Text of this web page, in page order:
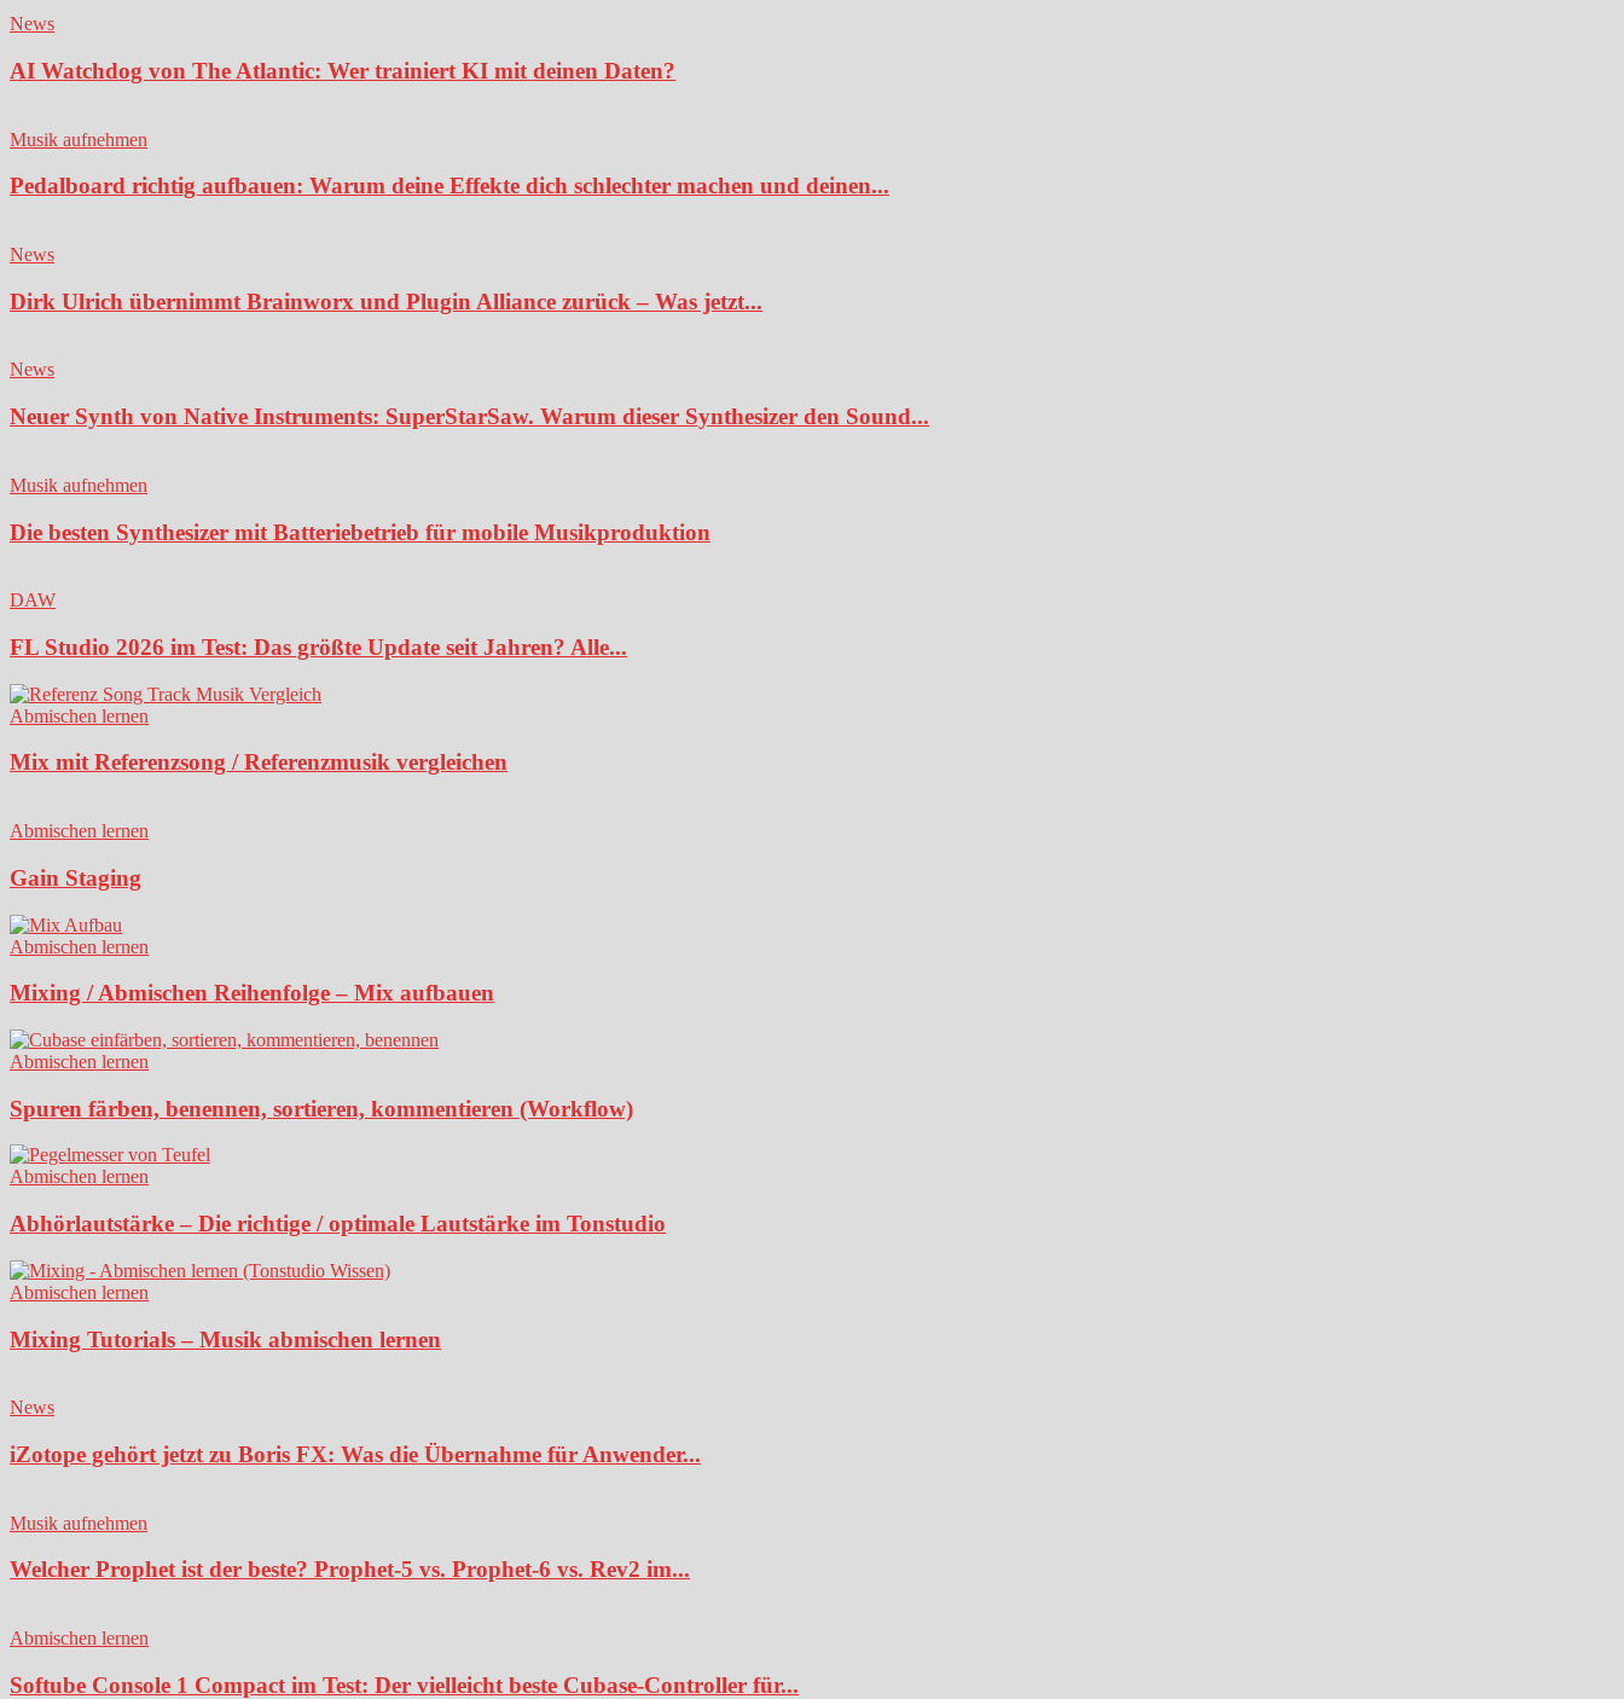
News
AI Watchdog von The Atlantic: Wer trainiert KI mit deinen Daten?
Musik aufnehmen
Pedalboard richtig aufbauen: Warum deine Effekte dich schlechter machen und deinen...
News
Dirk Ulrich übernimmt Brainworx und Plugin Alliance zurück – Was jetzt...
News
Neuer Synth von Native Instruments: SuperStarSaw. Warum dieser Synthesizer den Sound...
Musik aufnehmen
Die besten Synthesizer mit Batteriebetrieb für mobile Musikproduktion
DAW
FL Studio 2026 im Test: Das größte Update seit Jahren? Alle...
Abmischen lernen
Mix mit Referenzsong / Referenzmusik vergleichen
Abmischen lernen
Gain Staging
Abmischen lernen
Mixing / Abmischen Reihenfolge – Mix aufbauen
Abmischen lernen
Spuren färben, benennen, sortieren, kommentieren (Workflow)
Abmischen lernen
Abhörlautstärke – Die richtige / optimale Lautstärke im Tonstudio
Abmischen lernen
Mixing Tutorials – Musik abmischen lernen
News
iZotope gehört jetzt zu Boris FX: Was die Übernahme für Anwender...
Musik aufnehmen
Welcher Prophet ist der beste? Prophet-5 vs. Prophet-6 vs. Rev2 im...
Abmischen lernen
Softube Console 1 Compact im Test: Der vielleicht beste Cubase-Controller für...